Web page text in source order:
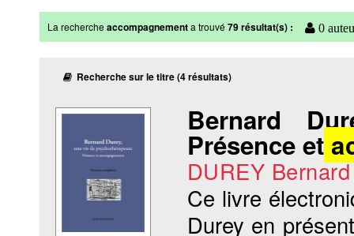
La rechercheaccompagnementa trouvé79 résultat(s) : 0
Recherche sur le titre (4 résultats)
Bernard
Présence et
DUREY Bernard
Ce livre
Durey en